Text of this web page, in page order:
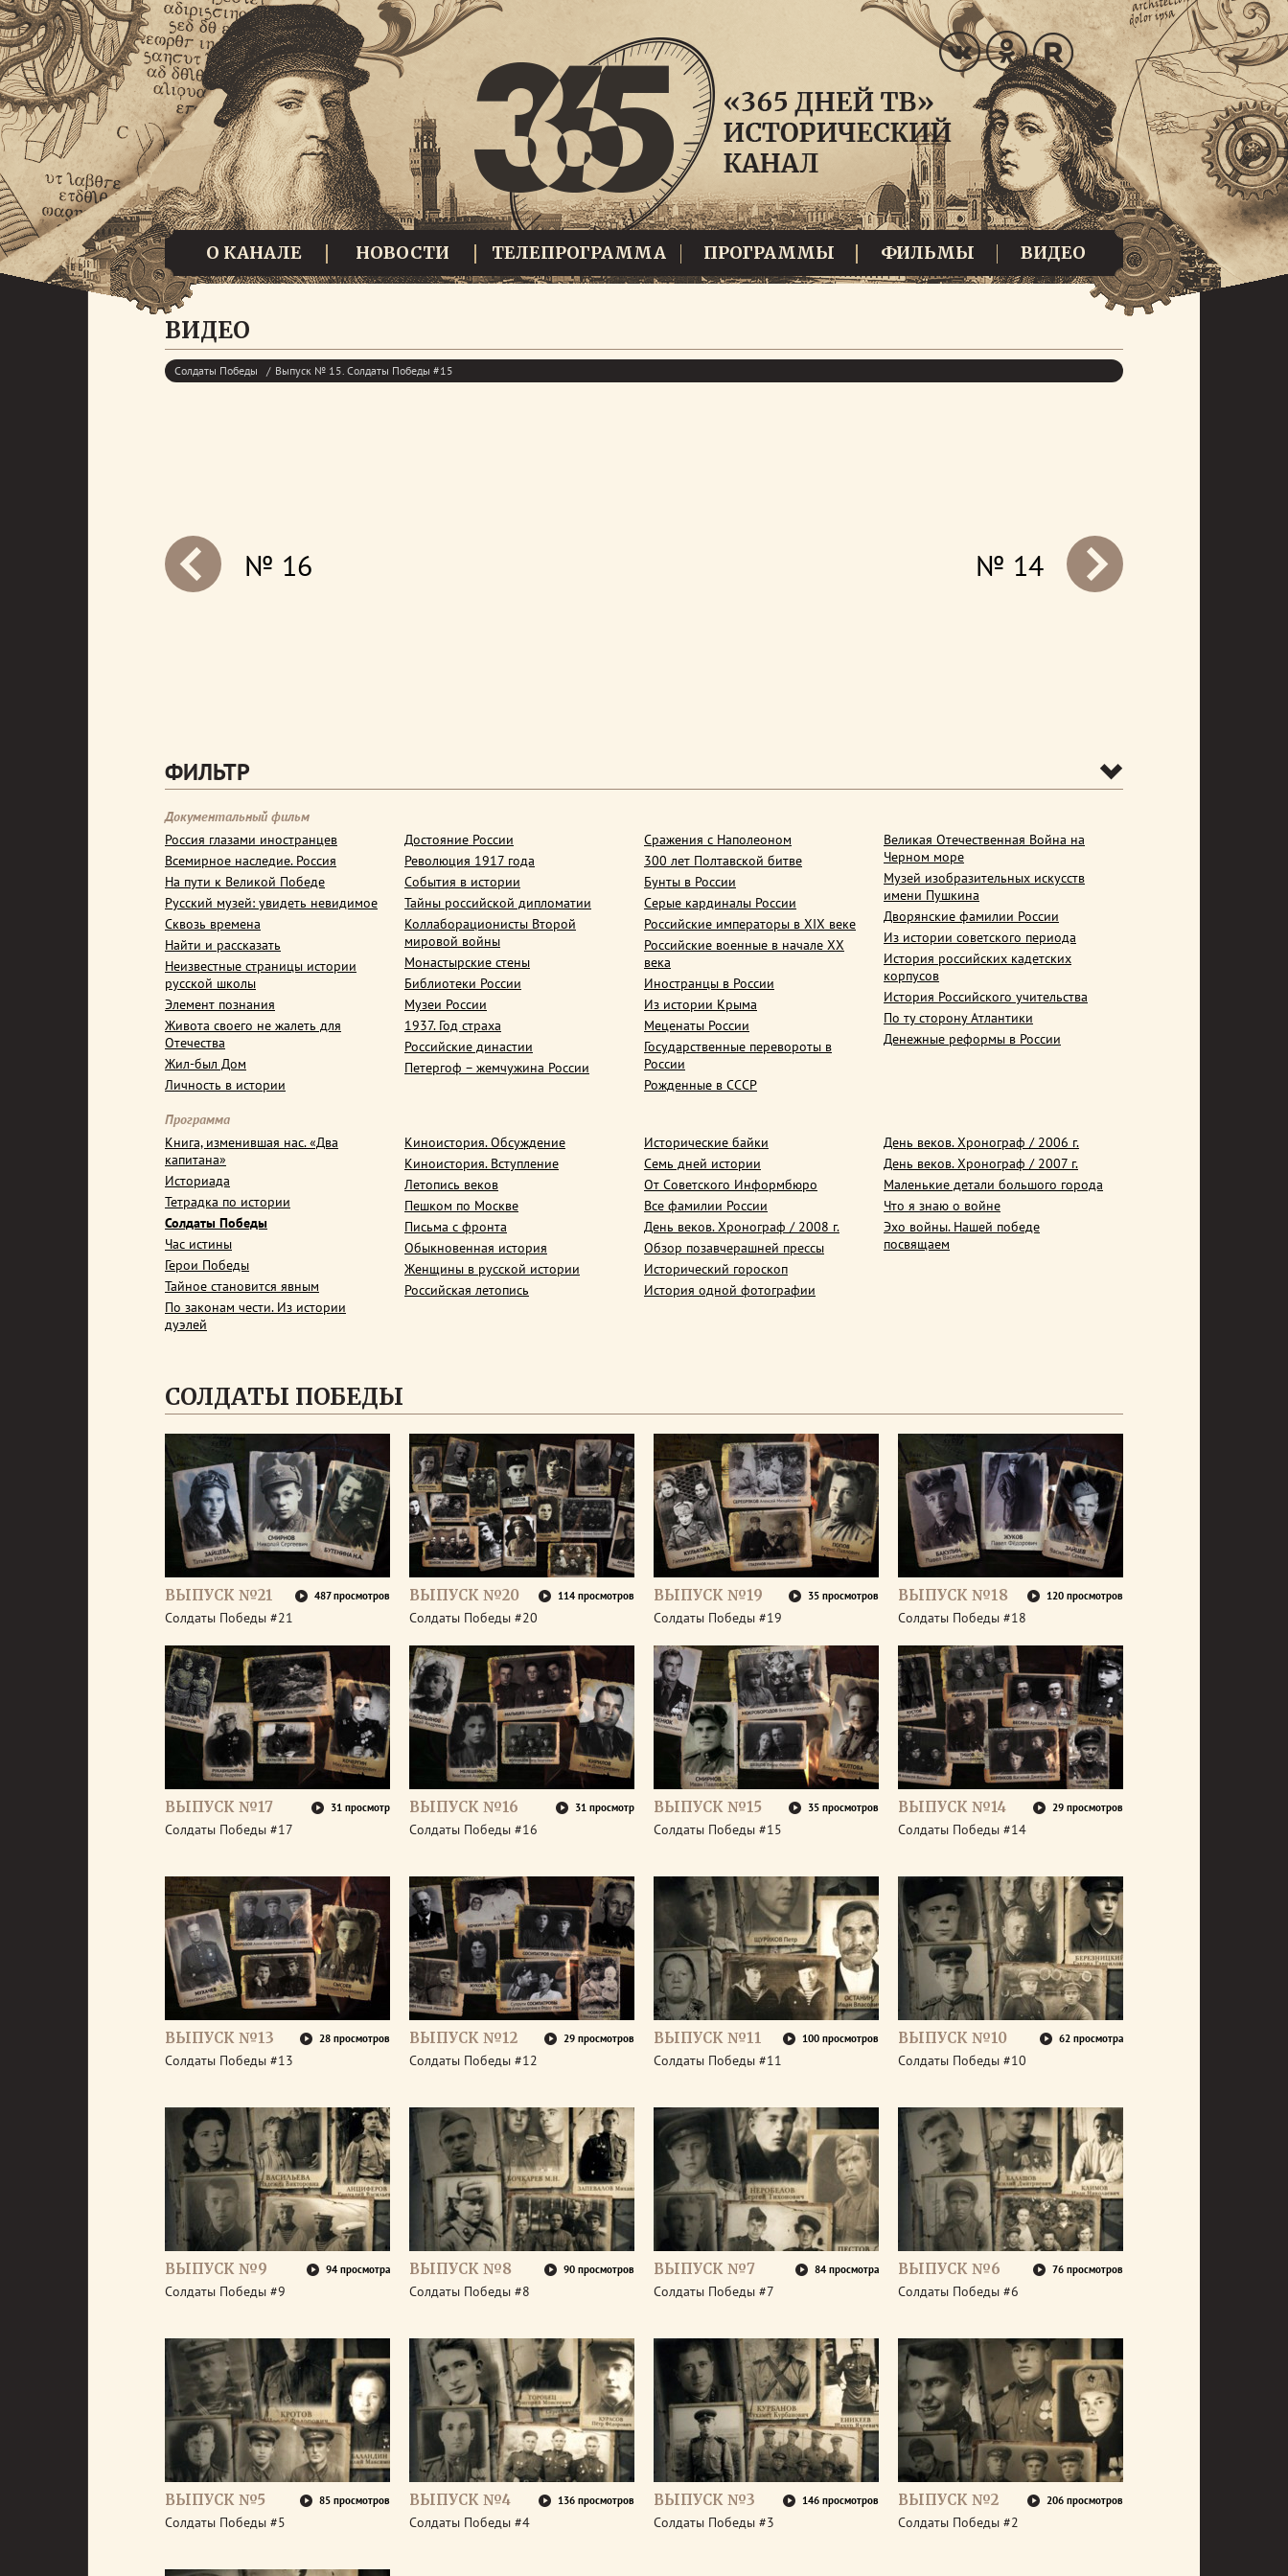
О КАНАЛЕ НОВОСТИ ТЕЛЕПРОГРАММА ПРОГРАММЫ ФИЛЬМЫ ВИДЕО
ВИДЕО
Солдаты Победы Выпуск № 15. Солдаты Победы #15
prev
№ 14
№ 16
ФИЛЬТР
Документальный фильм
Россия глазами иностранцев
Всемирное наследие. Россия
На пути к Великой Победе
Русский музей: увидеть невидимое
Сквозь времена
Найти и рассказать
Неизвестные страницы истории
русской школы
Элемент познания
Живота своего не жалеть для
Отечества
Жил-был Дом
Личность в истории
Достояние России
Революция 1917 года
События в истории
Тайны российской дипломатии
Коллаборационисты Второй
мировой войны
Монастырские стены
Библиотеки России
Музеи России
1937. Год страха
Российские династии
Петергоф – жемчужина России
Сражения с Наполеоном
300 лет Полтавской битве
Бунты в России
Серые кардиналы России
Российские императоры в XIX веке
Российские военные в начале ХХ
века
Иностранцы в России
Из истории Крыма
Меценаты России
Государственные перевороты в
России
Рожденные в СССР
Великая Отечественная Война на
Черном море
Музей изобразительных искусств
имени Пушкина
Дворянские фамилии России
Из истории советского периода
История российских кадетских
корпусов
История Российского учительства
По ту сторону Атлантики
Денежные реформы в России
Программа
Книга, изменившая нас. «Два
капитана»
Историада
Тетрадка по истории
Солдаты Победы
Час истины
Герои Победы
Тайное становится явным
По законам чести. Из истории
дуэлей
Киноистория. Обсуждение
Киноистория. Вступление
Летопись веков
Пешком по Москве
Письма с фронта
Обыкновенная история
Женщины в русской истории
Российская летопись
Исторические байки
Семь дней истории
От Советского Информбюро
Все фамилии России
День веков. Хронограф / 2008 г.
Обзор позавчерашней прессы
Исторический гороскоп
История одной фотографии
День веков. Хронограф / 2006 г.
День веков. Хронограф / 2007 г.
Маленькие детали большого города
Что я знаю о войне
Эхо войны. Нашей победе
посвящаем
СОЛДАТЫ ПОБЕДЫ
ВЫПУСК №21 487 просмотров
Солдаты Победы #21
ВЫПУСК №20 114 просмотров
Солдаты Победы #20
ВЫПУСК №19 35 просмотров
Солдаты Победы #19
ВЫПУСК №18 120 просмотров
Солдаты Победы #18
ВЫПУСК №17 31 просмотр
Солдаты Победы #17
ВЫПУСК №16 31 просмотр
Солдаты Победы #16
ВЫПУСК №15 35 просмотров
Солдаты Победы #15
ВЫПУСК №14 29 просмотров
Солдаты Победы #14
ВЫПУСК №13 28 просмотров
Солдаты Победы #13
ВЫПУСК №12 29 просмотров
Солдаты Победы #12
ВЫПУСК №11 100 просмотров
Солдаты Победы #11
ВЫПУСК №10 62 просмотра
Солдаты Победы #10
ВЫПУСК №9 94 просмотра
Солдаты Победы #9
ВЫПУСК №8 90 просмотров
Солдаты Победы #8
ВЫПУСК №7 84 просмотра
Солдаты Победы #7
ВЫПУСК №6 76 просмотров
Солдаты Победы #6
ВЫПУСК №5 85 просмотров
Солдаты Победы #5
ВЫПУСК №4 136 просмотров
Солдаты Победы #4
ВЫПУСК №3 146 просмотров
Солдаты Победы #3
ВЫПУСК №2 206 просмотров
Солдаты Победы #2